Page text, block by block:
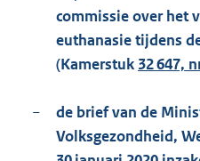
commissie over het
euthanasie tijdens
(Kamerstuk 32 647,
−
de brief van de
Volksgezondheid,